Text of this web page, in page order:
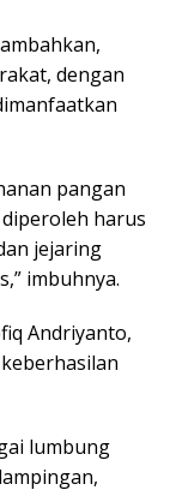
dengan
pangan
harus
jejaring
imbuhnya.
Andriyanto,
lumbung